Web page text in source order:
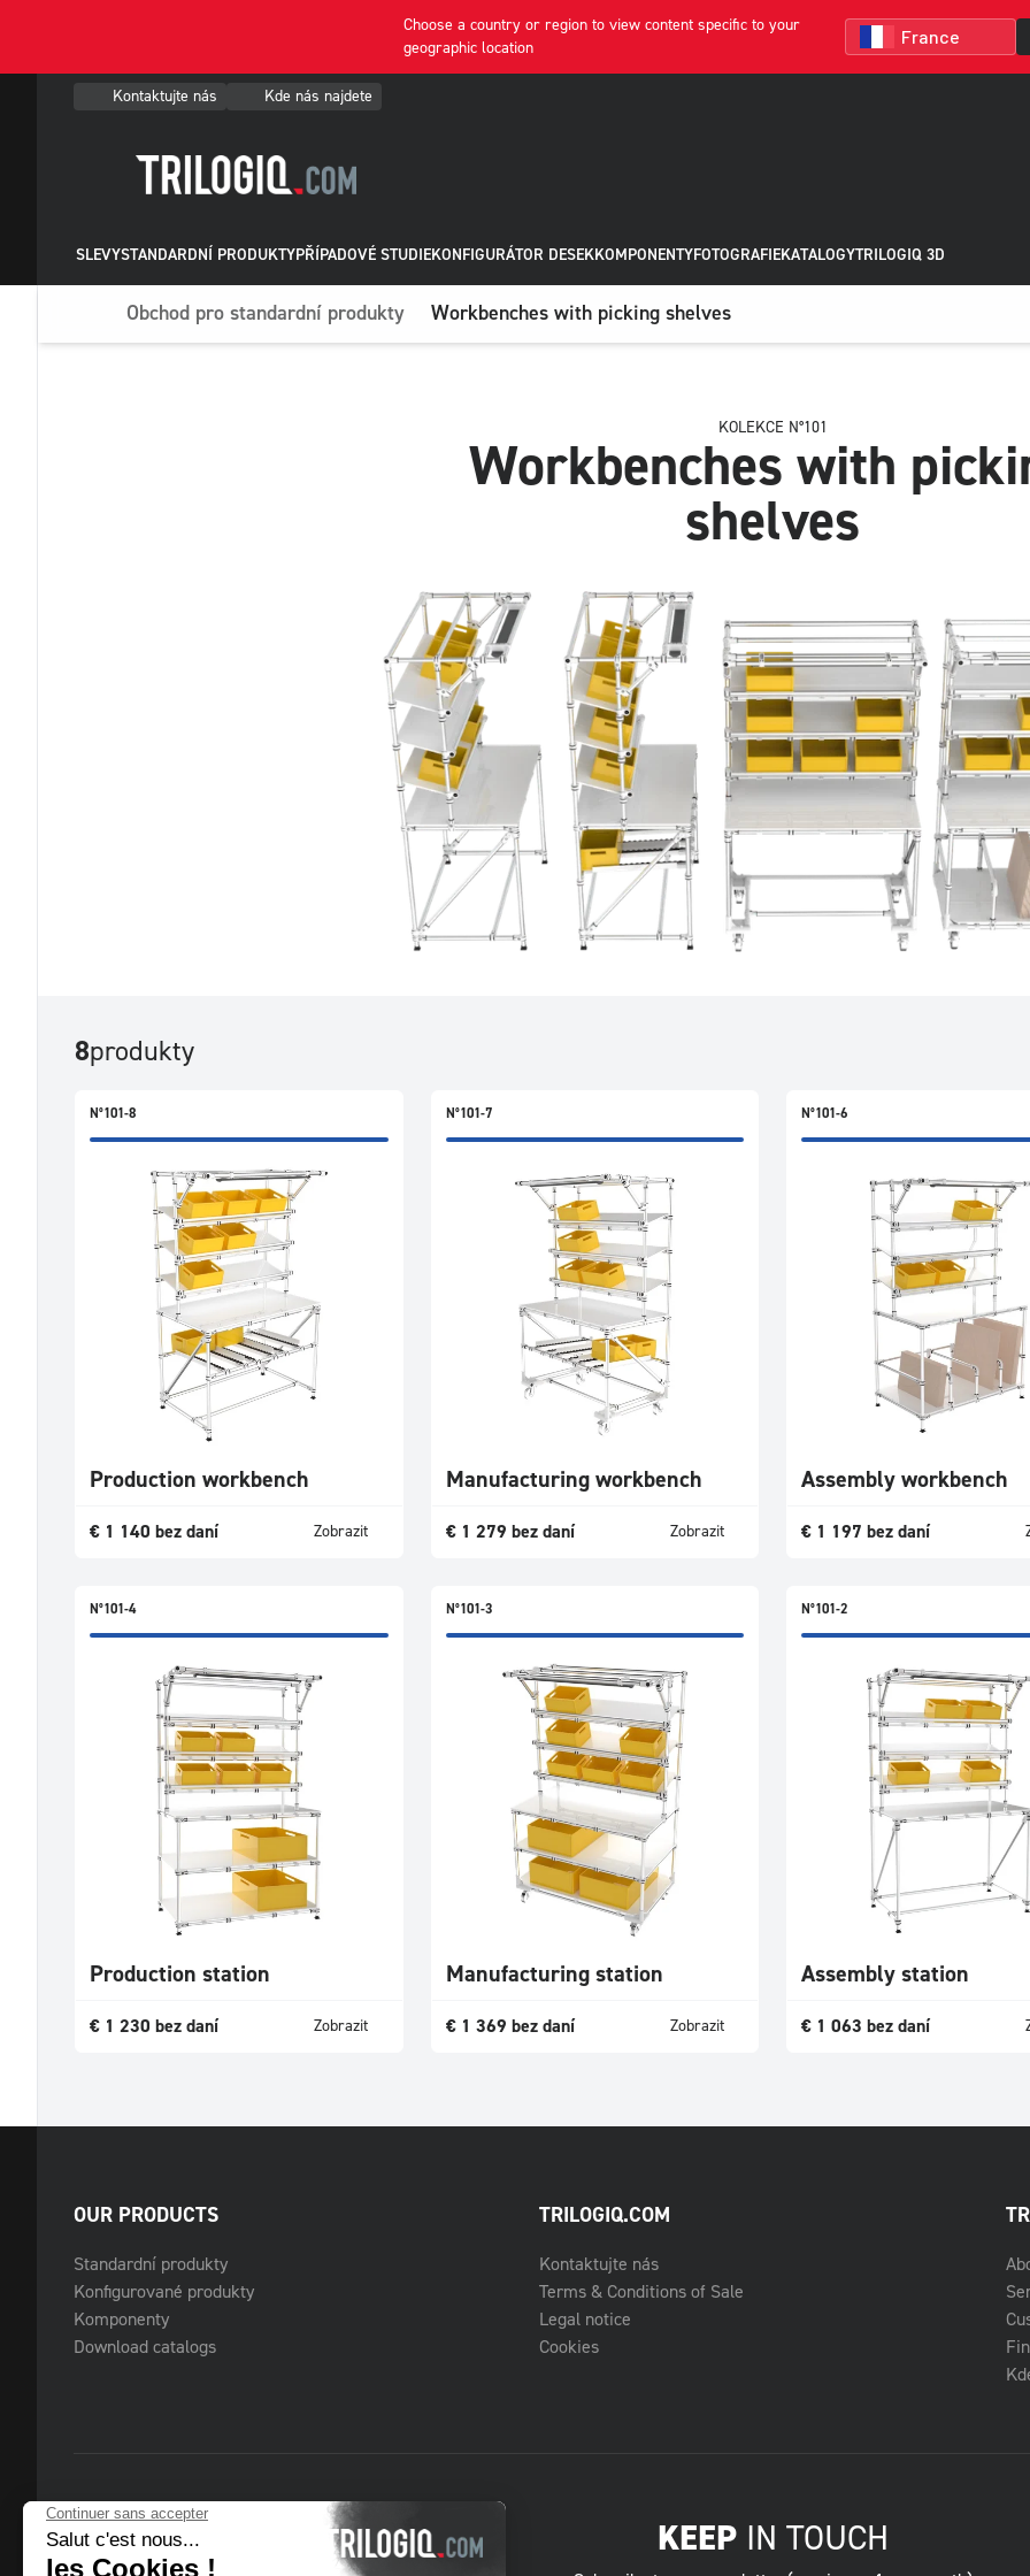
Choose a country or region to view content specific to your
geographic location
Kontaktujte nás Kde nás najdete
SLEVYSTANDARDNÍ PRODUKTYPŘÍPADOVÉ STUDIEKONFIGURÁTOR DESEKKOMPONENTYFOTOGRAFIEKATALOGYTRILOGIQ 3D
Obchod pro standardní produkty Workbenches with picking shelves
KOLEKCE N°101
Workbenches with
shelves
8produkty
N°101-8
Production workbench
€ 1 140 bez daní Zobrazit
N°101-7
Manufacturing workbench
€1 279 bez daní Zobrazit
N°101-6
Assembly workbench
€ 1 197 bez daní
N°101-4
Production station
€ 1 230 bez daní Zobrazit
N°101-3
Manufacturing station
€1 369 bez daní Zobrazit
N°101-2
Assembly station
€ 1 063 bez daní
OUR PRODUCTS
Standardní produkty
Konfigurované produkty
Komponenty
Download catalogs
TRILOGIQ.COM
Kontaktujte nás
Terms & Conditions of Sale
Legal notice
Cookies
KEEPIN TOUCH